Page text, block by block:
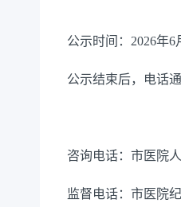
公示时间： 2026年6
公示结束后，电话
咨询电话：市医院
监督电话：市医院